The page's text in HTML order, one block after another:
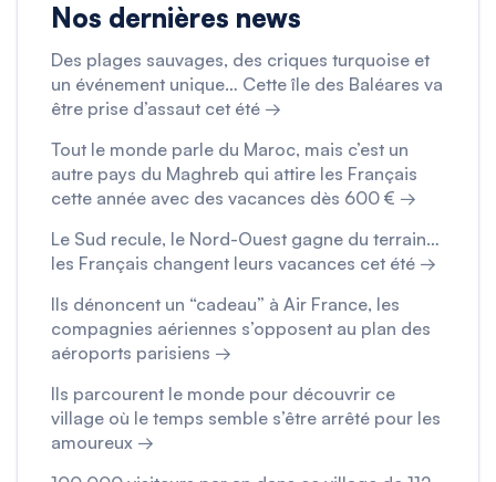
Nos dernières news
Des plages sauvages, des criques turquoise et
un événement unique… Cette île des Baléares va
être prise d’assaut cet été →
Tout le monde parle du Maroc, mais c’est un
autre pays du Maghreb qui attire les Français
cette année avec des vacances dès 600 € →
Le Sud recule, le Nord-Ouest gagne du terrain…
les Français changent leurs vacances cet été →
Ils dénoncent un “cadeau” à Air France, les
compagnies aériennes s’opposent au plan des
aéroports parisiens →
Ils parcourent le monde pour découvrir ce
village où le temps semble s’être arrêté pour les
amoureux →